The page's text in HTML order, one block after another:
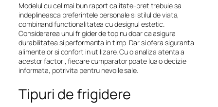
Modelul cu cel mai bun raport calitate-pret trebuie sa
indeplineasca preferintele personale si stilul de viata,
combinand functionalitatea cu designul estetic.
Considerarea unui frigider de top nu doar ca asigura
durabilitatea si performanta in timp. Dar si ofera siguranta
alimentelor si confort in utilizare. Cu o analiza atenta a
acestor factori, fiecare cumparator poate lua o decizie
informata, potrivita pentru nevoile sale.
Tipuri de frigidere